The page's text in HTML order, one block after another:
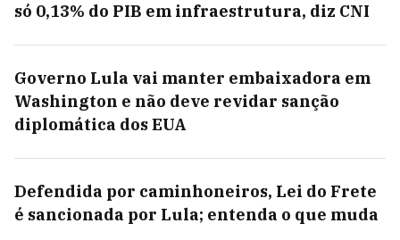
só 0,13% do PIB em infraestrutura, diz CNI
Governo Lula vai manter embaixadora em
Washington e não deve revidar sanção
diplomática dos EUA
Defendida por caminhoneiros, Lei do Frete
é sancionada por Lula; entenda o que muda